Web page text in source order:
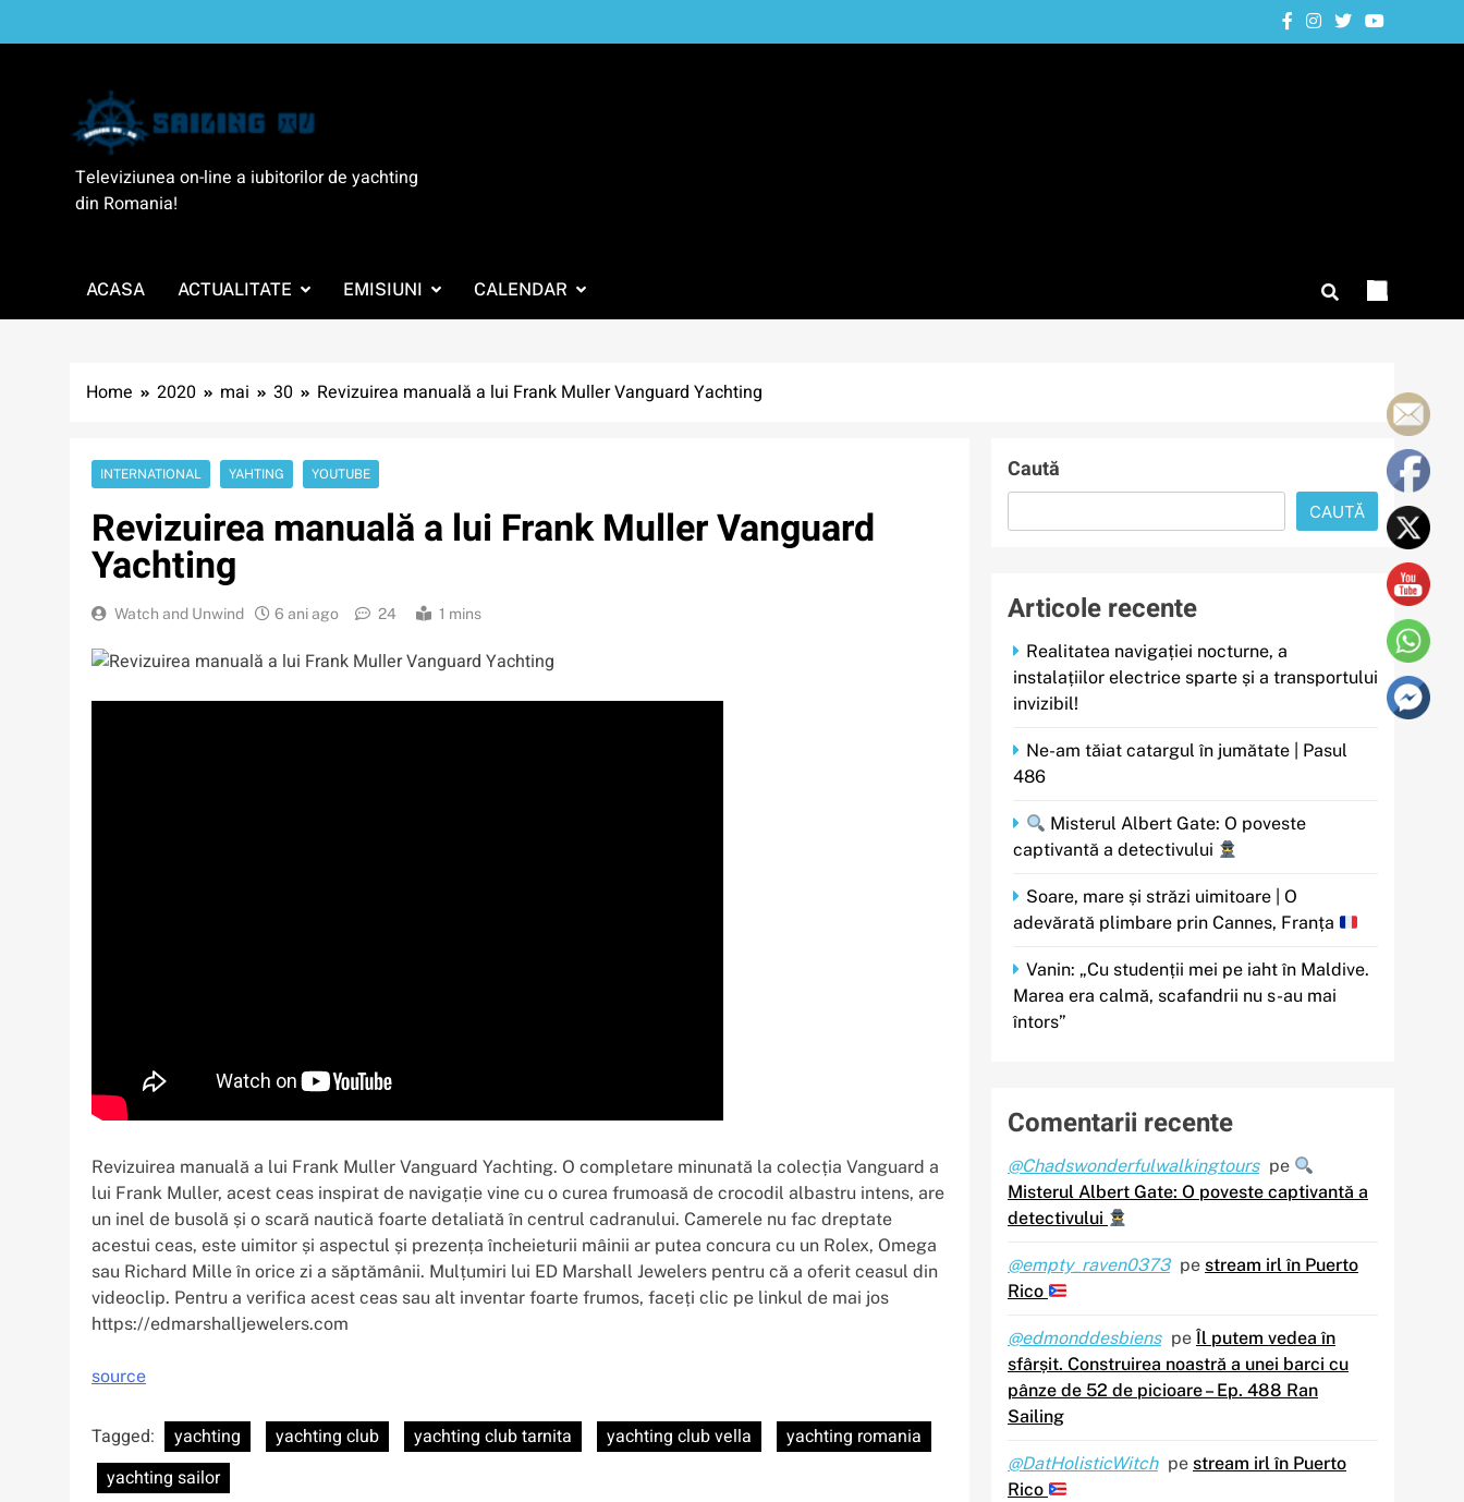
to
SailingTV
Televiziunea on-line a iubitorilor de yachting
din Romania!
ACASA ACTUALITATE EMISIUNI CALENDAR
Home 2020 mai 30 Revizuirea manuală a lui Frank Muller Vanguard Yachting
INTERNATIONAL YAHTING YOUTUBE
Revizuirea manuală a lui Frank Muller Vanguard
Yachting
Watch and Unwind 6 ani ago 24 1 mins
Revizuirea manuală a lui Frank Muller Vanguard Yachting. O completare minunată la colecția Vanguard a
lui Frank Muller, acest ceas inspirat de navigație vine cu o curea frumoasă de crocodil albastru intens, are
un inel de busolă și o scară nautică foarte detaliată în centrul cadranului. Camerele nu fac dreptate
acestui ceas, este uimitor și aspectul și prezența încheieturii mâinii ar putea concura cu un Rolex, Omega
sau Richard Mille în orice zi a săptămânii. Mulțumiri lui ED Marshall Jewelers pentru că a oferit ceasul din
videoclip. Pentru a verifica acest ceas sau alt inventar foarte frumos, faceți clic pe linkul de mai jos
https://edmarshalljewelers.com
source
Tagged: yachting yachting club yachting club tarnita yachting club vella
yachting romania
yachting sailor
Caută
CAUTĂ
Articole recente
Realitatea navigației nocturne, a
instalațiilor electrice sparte și a transportului
invizibil!
Ne-am tăiat catargul în jumătate | Pasul
486
Misterul Albert Gate: O poveste
captivantă a detectivului
Soare, mare și străzi uimitoare | O
adevărată plimbare prin Cannes, Franța
Vanin: „Cu studenții mei pe iaht în Maldive.
Marea era calmă, scafandrii nu s-au mai
întors”
Comentarii recente
@Chadswonderfulwalkingtours pe
Misterul Albert Gate: O poveste captivantă a
detectivului
@empty_raven0373 pe stream irl în Puerto
Rico
@edmonddesbiens pe Îl putem vedea în
sfârșit. Construirea noastră a unei barci cu
pânze de 52 de picioare – Ep. 488 Ran
Sailing
@DatHolisticWitch pe stream irl în Puerto
Rico